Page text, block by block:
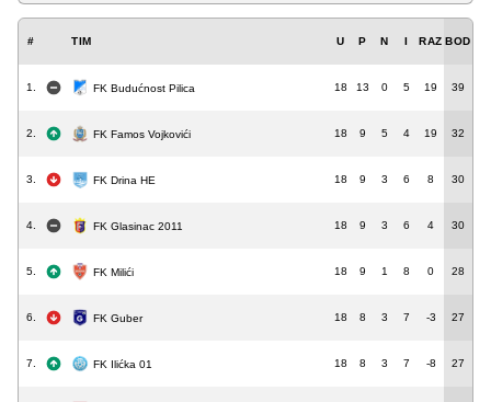
# TIM U P N I RAZ BOD
1. FK Budućnost Pilica 18 13 0 5 19 39
2. FK Famos Vojkovići 18 9 5 4 19 32
3. FK Drina HE 18 9 3 6 8 30
4. FK Glasinac 2011 18 9 3 6 4 30
5. FK Milići 18 9 1 8 0 28
6. FK Guber 18 8 3 7 -3 27
7. FK Ilićka 01 18 8 3 7 -8 27